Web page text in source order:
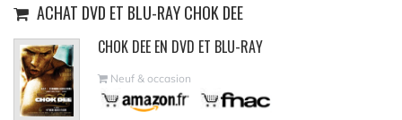
ACHAT DVD ET BLU-RAY CHOK DEE
CHOK DEE EN DVD ET BLU-RAY
Neuf & occasion